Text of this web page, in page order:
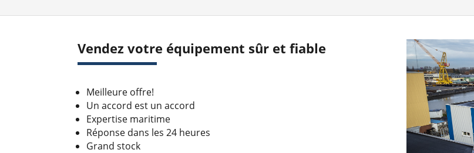
Vendez votre équipement sûr et fiable
Meilleure offre!
Un accord est un accord
Expertise maritime
Réponse dans les 24 heures
Grand stock